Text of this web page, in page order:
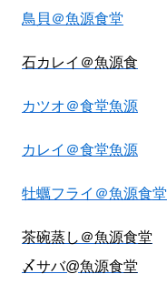
鳥貝＠魚源食堂
石カレイ＠魚源食
カツオ＠食堂魚源
カレイ＠食堂魚源
牡蠣フライ＠魚源食堂
茶碗蒸し＠魚源食堂
〆サバ@魚源食堂